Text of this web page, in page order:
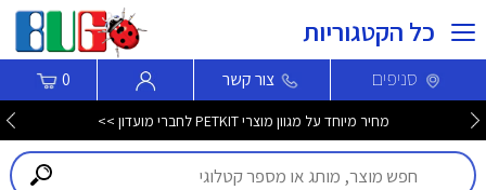
כל הקטגוריות
סניפים צור קשר 0
מחיר מיוחד על מגוון מוצרי PETKIT לחברי מועדון >>